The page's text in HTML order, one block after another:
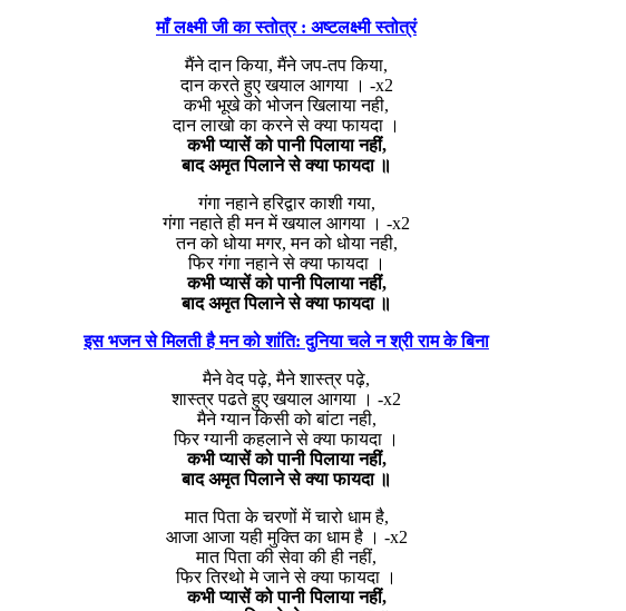
माँ लक्ष्मी जी का स्तोत्र : अष्टलक्ष्मी स्तोत्रं
मैंने दान किया, मैंने जप-तप किया,
दान करते हुए खयाल आगया । -x2
कभी भूखे को भोजन खिलाया नही,
दान लाखो का करने से क्या फायदा ।
कभी प्यासें को पानी पिलाया नहीं,
बाद अमृत पिलाने से क्या फायदा ॥
गंगा नहाने हरिद्वार काशी गया,
गंगा नहाते ही मन में खयाल आगया । -x2
तन को धोया मगर, मन को धोया नही,
फिर गंगा नहाने से क्या फायदा ।
कभी प्यासें को पानी पिलाया नहीं,
बाद अमृत पिलाने से क्या फायदा ॥
इस भजन से मिलती है मन को शांति: दुनिया चले न श्री राम के बिना
मैने वेद पढ़े, मैने शास्त्र पढ़े,
शास्त्र पढते हुए खयाल आगया । -x2
मैने ग्यान किसी को बांटा नही,
फिर ग्यानी कहलाने से क्या फायदा ।
कभी प्यासें को पानी पिलाया नहीं,
बाद अमृत पिलाने से क्या फायदा ॥
मात पिता के चरणों में चारो धाम है,
आजा आजा यही मुक्ति का धाम है । -x2
मात पिता की सेवा की ही नहीं,
फिर तिरथो मे जाने से क्या फायदा ।
कभी प्यासें को पानी पिलाया नहीं,